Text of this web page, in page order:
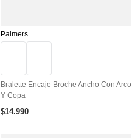
Palmers
Bralette Encaje Broche Ancho Con Arco
Y Copa
$14.990